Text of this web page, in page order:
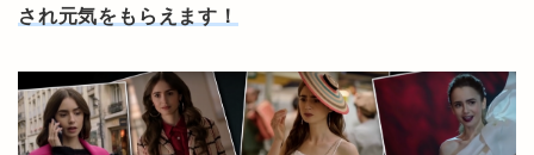
され元気をもらえます！